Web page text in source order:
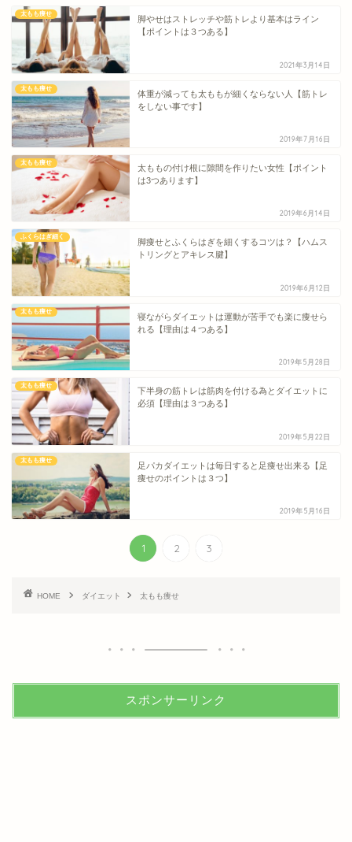
太もも痩せ
脚やせはストレッチや筋トレより基本はライン
【ポイントは３つある】
2021年3月14日
太もも痩せ
体重が減っても太ももが細くならない人【筋トレ
をしない事です】
2019年7月16日
太もも痩せ
太ももの付け根に隙間を作りたい女性【ポイント
は3つあります】
2019年6月14日
ふくらはぎ細く
脚痩せとふくらはぎを細くするコツは？【ハムス
トリングとアキレス腱】
2019年6月12日
太もも痩せ
寝ながらダイエットは運動が苦手でも楽に痩せら
れる【理由は４つある】
2019年5月28日
太もも痩せ
下半身の筋トレは筋肉を付ける為とダイエットに
必須【理由は３つある】
2019年5月22日
太もも痩せ
足パカダイエットは毎日すると足痩せ出来る【足
痩せのポイントは３つ】
2019年5月16日
1 2 3
HOME ダイエット 太もも痩せ
スポンサーリンク